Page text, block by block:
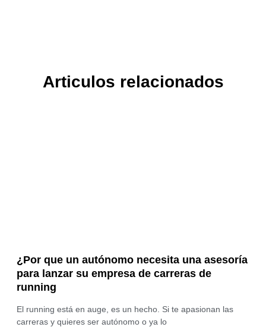
Articulos relacionados
¿Por que un autónomo necesita una asesoría
para lanzar su empresa de carreras de
running
El running está en auge, es un hecho. Si te apasionan las
carreras y quieres ser autónomo o ya lo